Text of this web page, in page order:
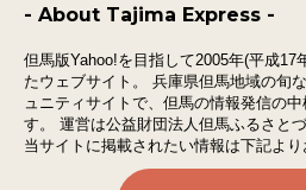
- About Tajima Express -
但馬版Yahoo!を目指して2005年(平成17
たウェブサイト。
兵庫県但馬地域の旬
ュニティサイトで、 但馬の情報発信の
す。
運営は公益財団法人但馬ふるさと
当サイトに掲載されたい情報は下記より